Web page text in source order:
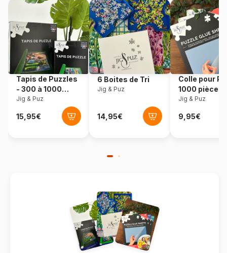
Castorland-104529
EAN 5904438104529
Nombre de pièces 1000 pièces
Dimensions 68 x 47 cm
Tapis de Puzzles
- 300 à 1000
pièces
Jig & Puz
6 Boites de Tri
Jig & Puz
Colle pour
1000 pièces
Jig & Puz